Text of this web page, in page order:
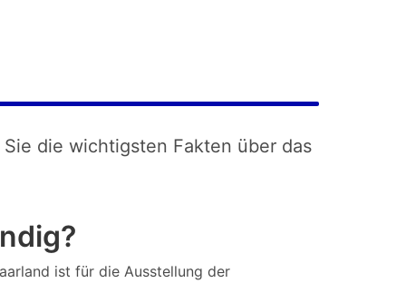
die wichtigsten Fakten über das
ist für die Ausstellung der